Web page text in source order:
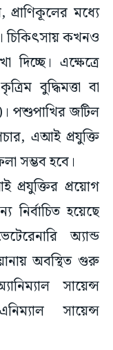
মধ্যে
চিকিৎসায় কখনও
দিচ্ছে। এক্ষেত্রে
বুদ্ধিমত্তা বা
পশুপাখির জটিল
এআই প্রযুক্তি
সম্ভব হবে।
প্রযুক্তির প্রয়োগ
হয়েছে
অ্যান্ড
অবস্থিত গুরু
সায়েন্স
সায়েন্স